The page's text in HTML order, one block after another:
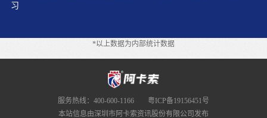
果。恰当的、生动的和优美的肢体动作和表情能吸引幼儿
的注意力,使他们专注到教师所要传授的东西上来,能给幼儿
传递相应的语言信息,以至于数次重复之后幼儿就能由一个
肢体动作反应出相应的动作语言。有条件时，也可以请英
语较好的成人带着孩子一起看，重点聆听、了解、喜欢英
语的目的。到了攻坚阶段，孩子们就需要学会运用阅读策
习
*以上数据为内部统计数据
服务热线：400-600-1166
粤ICP备19156451号
本站信息由深圳市阿卡索资讯股份有限公司发布